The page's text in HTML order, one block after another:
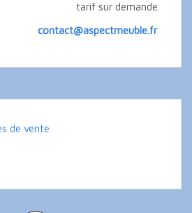
tarif sur demande.
contact@aspectmeuble.fr
de vente